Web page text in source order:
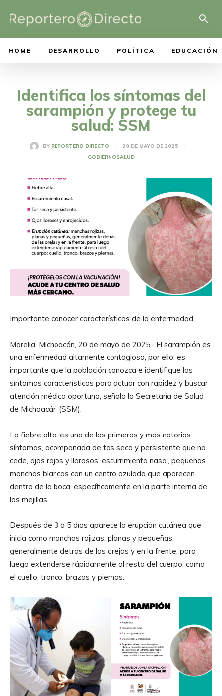
HOME DESARROLLO POLÍTICA EDUCACIÓN
Identifica los síntomas del
sarampión y protege tu
salud: SSM
BY REPORTERO DIRECTO
20 DE MAYO DE 2025
GOBIERNOSALUD
Importante conocer características de la enfermedad
Morelia, Michoacán, 20 de mayo de 2025.- El sarampión es
una enfermedad altamente contagiosa, por ello, es
importante que la población conozca e identifique los
síntomas característicos para actuar con rapidez y buscar
atención médica oportuna, señala la Secretaría de Salud
de Michoacán (SSM).
La fiebre alta, es uno de los primeros y más notorios
síntomas, acompañada de tos seca y persistente que no
cede, ojos rojos y llorosos, escurrimiento nasal, pequeñas
manchas blancas con un centro azulado que aparecen
dentro de la boca, específicamente en la parte interna de
las mejillas.
Después de 3 a 5 días aparece la erupción cutánea que
inicia como manchas rojizas, planas y pequeñas,
generalmente detrás de las orejas y en la frente, para
luego extenderse rápidamente al resto del cuerpo, como
el cuello, tronco, brazos y piernas.